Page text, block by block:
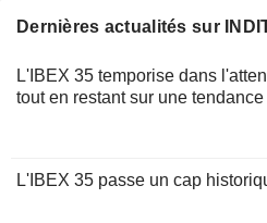
Dernières actualités sur
L'IBEX 35 temporise dans
tout en restant sur une
L'IBEX 35 passe un cap